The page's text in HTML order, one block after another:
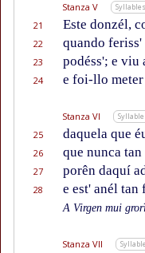
Stanza V Syllables
21 Este donzél,
22 quando feriss'
23 podéss'; e viu
24 e foi-llo meter
Stanza VI
25 daquela que
26 que nunca
27 porên daquí
28 e est' anél tan
A Virgen mui
Stanza VII